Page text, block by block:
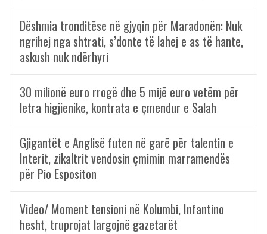
Dëshmia tronditëse në gjyqin për Maradonën: Nuk
ngrihej nga shtrati, s’donte të lahej e as të hante,
askush nuk ndërhyri
30 milionë euro rrogë dhe 5 mijë euro vetëm për
letra higjienike, kontrata e çmendur e Salah
Gjigantët e Anglisë futen në garë për talentin e
Interit, zikaltrit vendosin çmimin marramendës
për Pio Espositon
Video/ Moment tensioni në Kolumbi, Infantino
hesht, truprojat largojnë gazetarët